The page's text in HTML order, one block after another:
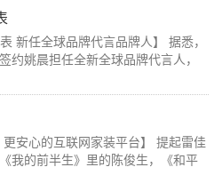
新任全球品牌代言品牌人】 据悉，
约姚晨担任全新全球品牌代言人，
更安心的互联网家装平台】 提起雷佳
我的前半生》里的陈俊生，《和平